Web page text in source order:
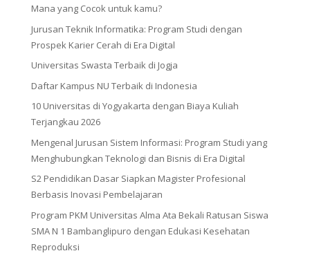
Mana yang Cocok untuk kamu?
Jurusan Teknik Informatika: Program Studi dengan
Prospek Karier Cerah di Era Digital
Universitas Swasta Terbaik di Jogja
Daftar Kampus NU Terbaik di Indonesia
10 Universitas di Yogyakarta dengan Biaya Kuliah
Terjangkau 2026
Mengenal Jurusan Sistem Informasi: Program Studi yang
Menghubungkan Teknologi dan Bisnis di Era Digital
S2 Pendidikan Dasar Siapkan Magister Profesional
Berbasis Inovasi Pembelajaran
Program PKM Universitas Alma Ata Bekali Ratusan Siswa
SMA N 1 Bambanglipuro dengan Edukasi Kesehatan
Reproduksi